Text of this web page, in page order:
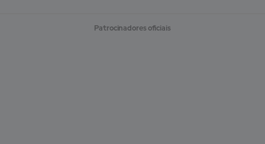
Patrocinadores oficiais